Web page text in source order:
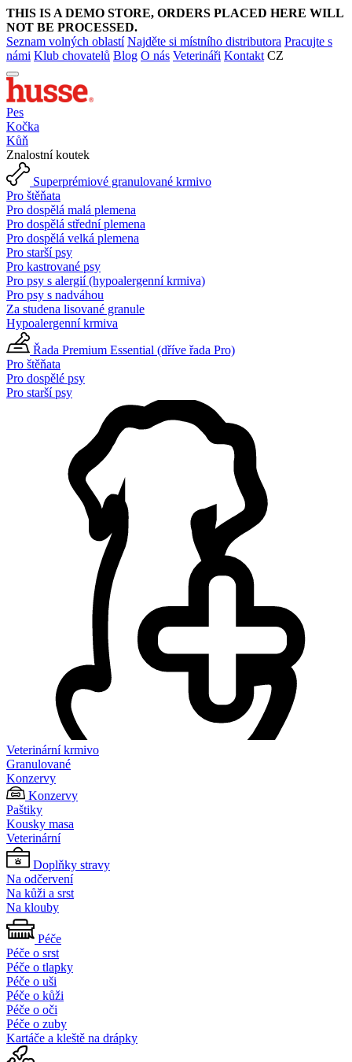
THIS IS A DEMO STORE, ORDERS PLACED HERE WILL
NOT BE PROCESSED.
Seznam volných oblastí Najděte si místního distributora Pracujte s
námi Klub chovatelů Blog O nás Veterináři Kontakt CZ
Pes
Kočka
Kůň
Znalostní koutek
Superprémiové granulované krmivo
Pro štěňata
Pro dospělá malá plemena
Pro dospělá střední plemena
Pro dospělá velká plemena
Pro starší psy
Pro kastrované psy
Pro psy s alergií (hypoalergenní krmiva)
Pro psy s nadváhou
Za studena lisované granule
Hypoalergenní krmiva
Řada Premium Essential (dříve řada Pro)
Pro štěňata
Pro dospělé psy
Pro starší psy
Veterinární krmivo
Granulované
Konzervy
Konzervy
Paštiky
Kousky masa
Veterinární
Doplňky stravy
Na odčervení
Na kůži a srst
Na klouby
Péče
Péče o srst
Péče o tlapky
Péče o uši
Péče o kůži
Péče o oči
Péče o zuby
Kartáče a kleště na drápky